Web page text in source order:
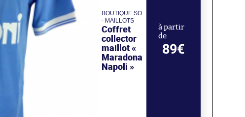
BOUTIQUE SO
- MAILLOTS
Coffret
collector
maillot «
Maradona
Napoli »
à partir
de
89€